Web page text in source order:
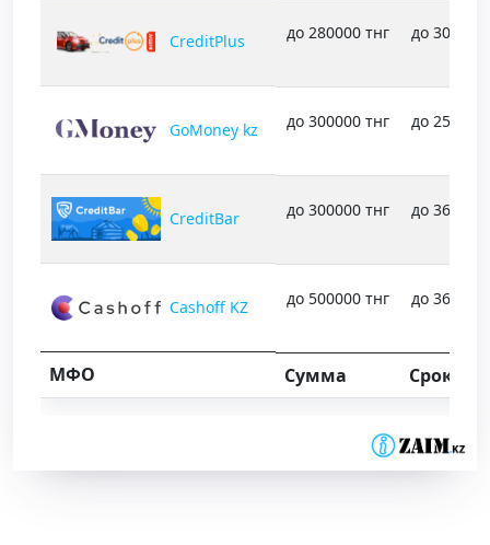
CreditPlus до 280000 тнг до 30
GoMoney kz до 300000 тнг до 25
CreditBar до 300000 тнг до 365
Cashoff KZ до 500000 тнг до 365
МФО Сумма Срок